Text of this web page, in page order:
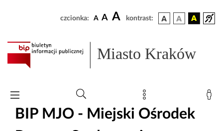
czcionka: A A A kontrast:
Miasto Kraków
BIP MJO - Miejski Ośrodek